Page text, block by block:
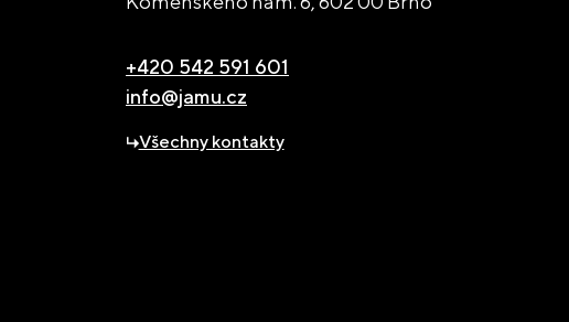
+420 542 591 601
info@jamu.cz
Všechny kontakty